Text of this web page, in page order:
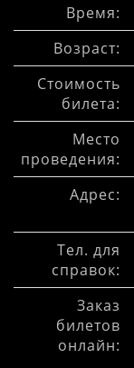
Время:
Возраст:
Стоимость
билета:
Место
проведения:
Адрес:
Тел. для
справок:
Заказ
билетов
онлайн: